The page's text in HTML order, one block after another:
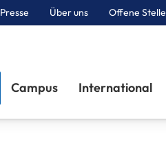
Presse Über uns Offene
Campus International